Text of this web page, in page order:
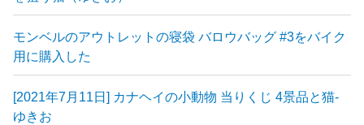
モンベルのアウトレットの寝袋 バロウバッグ #3をバイク
用に購入した
[2021年7月11日] カナヘイの小動物 当りくじ 4景品と猫-
ゆきお